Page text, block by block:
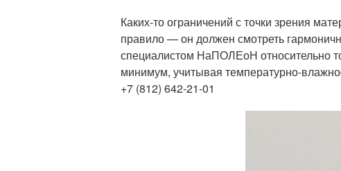
Каких-то ограничений с точки зрения
правило — он должен смотреть
специалистом НаПОЛЕоН относительно
минимум, учитывая температурно-
+7 (812) 642-21-01